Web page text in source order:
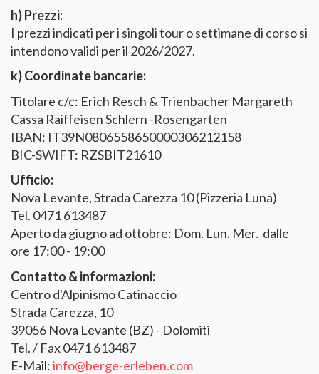
h) Prezzi:
I prezzi indicati per i singoli tour o settimane di corso si
intendono validi per il 2026/2027.
k) Coordinate bancarie:
Titolare c/c: Erich Resch & Trienbacher Margareth
Cassa Raiffeisen Schlern -Rosengarten
IBAN: IT39N0806558650000306212158
BIC-SWIFT: RZSBIT21610
Ufficio:
Nova Levante, Strada Carezza 10 (Pizzeria Luna)
Tel. 0471 613487
Aperto da giugno ad ottobre: Dom. Lun. Mer. dalle
ore 17:00 - 19:00
Contatto & informazioni:
Centro d'Alpinismo Catinaccio
Strada Carezza, 10
39056 Nova Levante (BZ) - Dolomiti
Tel. / Fax 0471 613487
E-Mail:info@berge-erleben.com